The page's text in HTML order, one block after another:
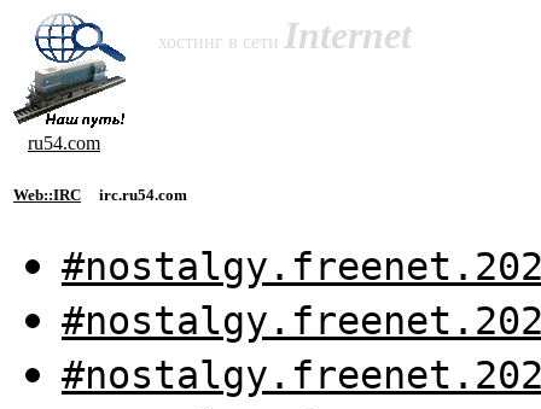
хостинг в сети Internet
ru54.com
Web::IRC irc.ru54.com